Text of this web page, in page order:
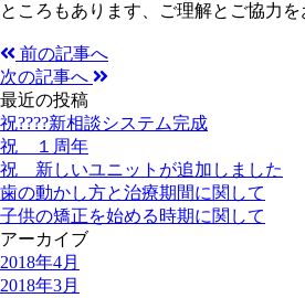
ところもあります、ご理解とご協力を
前の記事へ
次の記事へ
最近の投稿
祝????新相談システム完成
祝 １周年
祝 新しいユニットが追加しました
歯の動かし方と治療期間に関して
子供の矯正を始める時期に関して
アーカイブ
2018年4月
2018年3月